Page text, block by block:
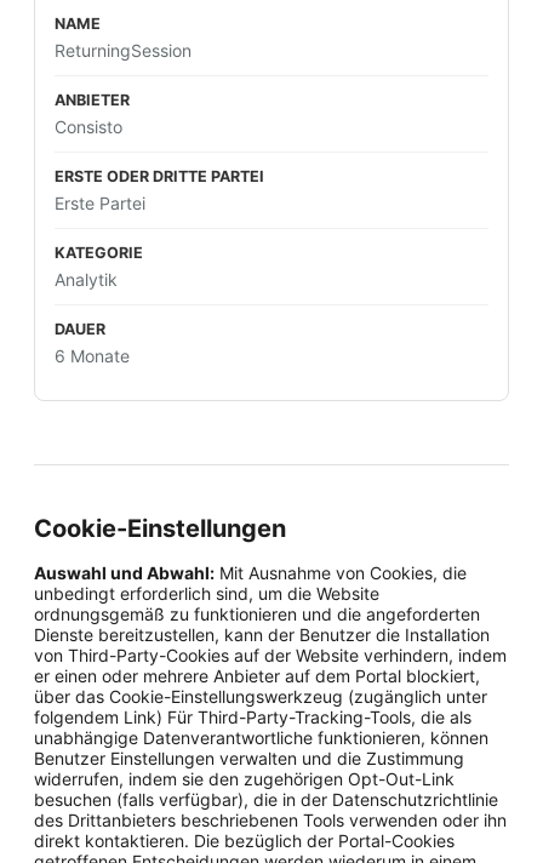
ReturningSession
Consisto
Erste Partei
Analytik
6 Monate
Cookie-Einstellungen
Auswahl und Abwahl: Mit Ausnahme von Cookies, die
unbedingt erforderlich sind, um die Website
ordnungsgemäß zu funktionieren und die angeforderten
Dienste bereitzustellen, kann der Benutzer die Installation
von Third-Party-Cookies auf der Website verhindern, indem
er einen oder mehrere Anbieter auf dem Portal blockiert,
über das Cookie-Einstellungswerkzeug (zugänglich unter
folgendem Link) Für Third-Party-Tracking-Tools, die als
unabhängige Datenverantwortliche funktionieren, können
Benutzer Einstellungen verwalten und die Zustimmung
widerrufen, indem sie den zugehörigen Opt-Out-Link
besuchen (falls verfügbar), die in der Datenschutzrichtlinie
des Drittanbieters beschriebenen Tools verwenden oder ihn
direkt kontaktieren. Die bezüglich der Portal-Cookies